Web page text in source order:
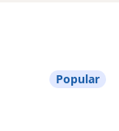
Popular